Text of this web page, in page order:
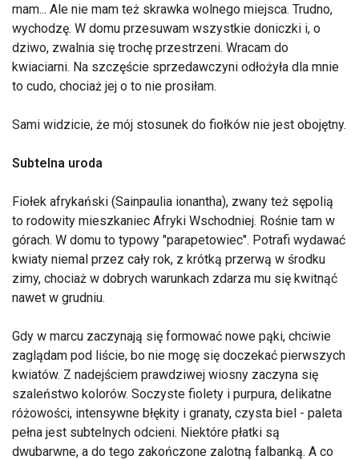
mam... Ale nie mam też skrawka wolnego miejsca. Trudno,
wychodzę. W domu przesuwam wszystkie doniczki i, o
dziwo, zwalnia się trochę przestrzeni. Wracam do
kwiaciarni. Na szczęście sprzedawczyni odłożyła dla mnie
to cudo, chociaż jej o to nie prosiłam.
Sami widzicie, że mój stosunek do fiołków nie jest obojętny.
Subtelna uroda
Fiołek afrykański (Sainpaulia ionantha), zwany też sępolią
to rodowity mieszkaniec Afryki Wschodniej. Rośnie tam w
górach. W domu to typowy "parapetowiec". Potrafi wydawać
kwiaty niemal przez cały rok, z krótką przerwą w środku
zimy, chociaż w dobrych warunkach zdarza mu się kwitnąć
nawet w grudniu.
Gdy w marcu zaczynają się formować nowe pąki, chciwie
zaglądam pod liście, bo nie mogę się doczekać pierwszych
kwiatów. Z nadejściem prawdziwej wiosny zaczyna się
szaleństwo kolorów. Soczyste fiolety i purpura, delikatne
różowości, intensywne błękity i granaty, czysta biel - paleta
pełna jest subtelnych odcieni. Niektóre płatki są
dwubarwne, a do tego zakończone zalotną falbanką. A co